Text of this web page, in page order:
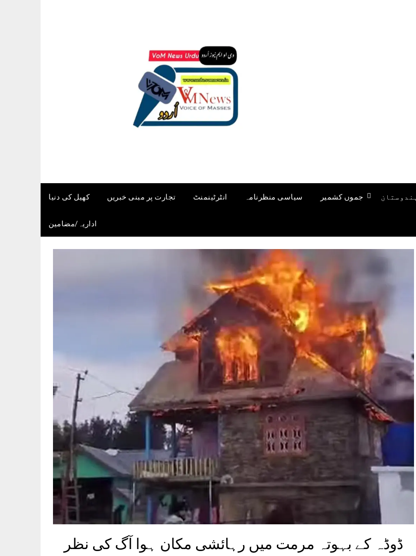
ہندوستان جموں کشمیر سیاسی منظرنامہ انٹرٹینمنٹ تجارت پر مبنی خبریں کھیل کی دنیا
اداریہ/مضامین
ڈوڈہ کے بہوتہ مرمت میں رہائشی مکان ہوا آگ کی نظر